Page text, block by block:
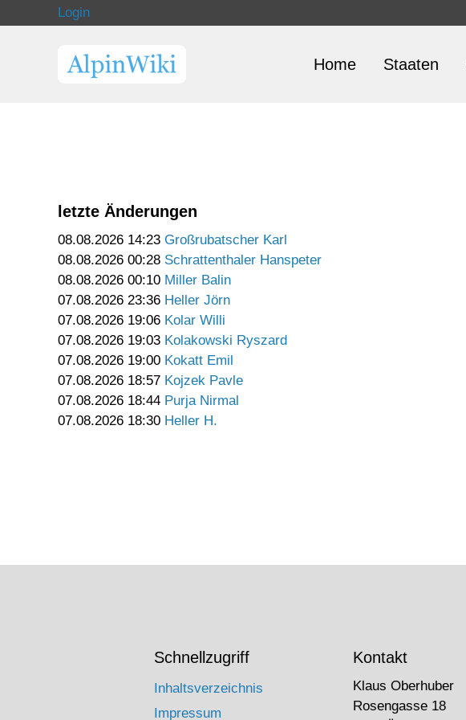
Login
Home Staaten
letzte Änderungen
08.08.2026 14:23 Großrubatscher Karl
08.08.2026 00:28 Schrattenthaler Hanspeter
08.08.2026 00:10 Miller Balin
07.08.2026 23:36 Heller Jörn
07.08.2026 19:06 Kolar Willi
07.08.2026 19:03 Kolakowski Ryszard
07.08.2026 19:00 Kokatt Emil
07.08.2026 18:57 Kojzek Pavle
07.08.2026 18:44 Purja Nirmal
07.08.2026 18:30 Heller H.
Schnellzugriff
Inhaltsverzeichnis
Impressum
Kontakt
Klaus Oberhuber
Rosengasse 18